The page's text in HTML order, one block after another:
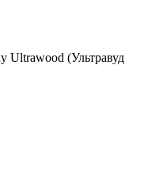
Ultrawood (Ультравуд